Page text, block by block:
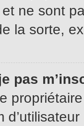
et ne sont
la sorte,
pas